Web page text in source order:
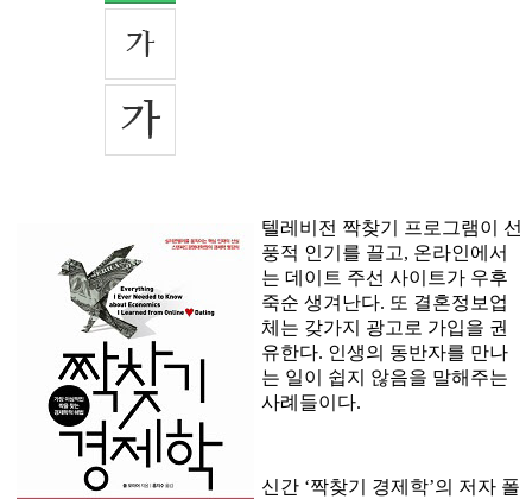
텔레비전 짝찾기 프로그램이 선
풍적 인기를 끌고, 온라인에서
는 데이트 주선 사이트가 우후
죽순 생겨난다. 또 결혼정보업
체는 갖가지 광고로 가입을 권
유한다. 인생의 동반자를 만나
는 일이 쉽지 않음을 말해주는
사례들이다.
신간 ‘짝찾기 경제학’의 저자 폴